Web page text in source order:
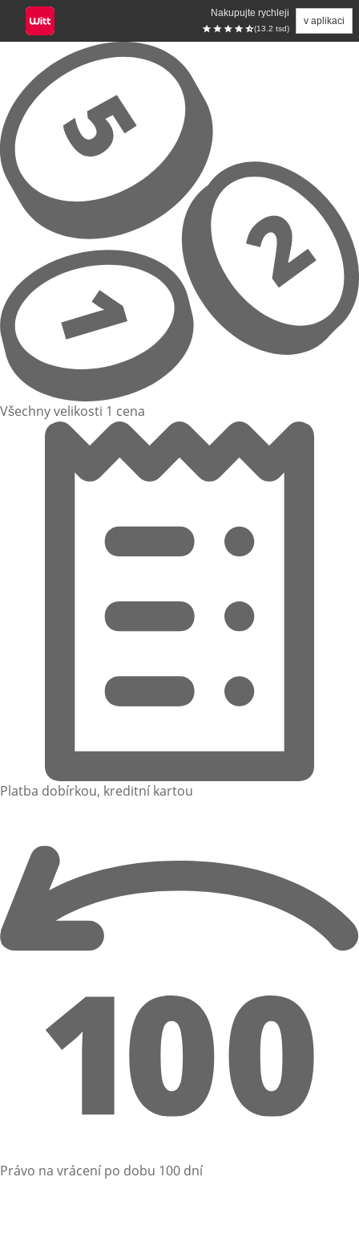
Nakupujte rychleji
(13.2 tsd)
v aplikaci
Přeskočit na hlavní obsah
Všechny velikosti 1 cena
Platba dobírkou, kreditní kartou
Právo na vrácení po dobu 100 dní